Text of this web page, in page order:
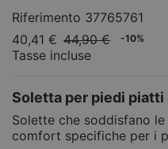
Riferimento 37765761
40,41 € 44,90 € -10%
Tasse incluse
Soletta per piedi piatti
Solette che soddisfano
comfort specifiche per i